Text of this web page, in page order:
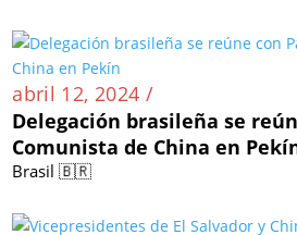
abril 12, 2024 /
Delegación brasileña se
Comunista de China en
Brasil 🇧🇷